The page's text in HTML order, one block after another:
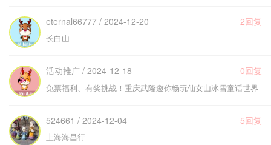
eternal66777 / 2024-12-20 2回复
长白山
活动推广 / 2024-12-18 0回复
免票福利、有奖挑战！重庆武隆邀你畅玩仙女山冰雪童话世界
524661 / 2024-12-04 5回复
上海海昌行